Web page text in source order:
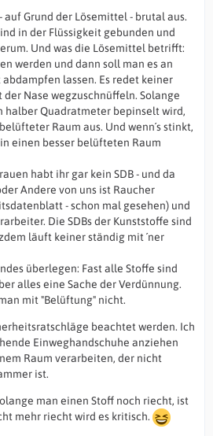
auf Grund der Lösemittel - brutal aus.
in der Flüssigkeit gebunden und
Und was die Lösemittel betrifft:
werden und dann soll man es an
lassen. Es redet keiner
Nase wegzuschnüffeln. Solange
halber Quadratmeter bepinselt wird,
Raum aus. Und wenn´s stinkt,
einen besser belüfteten Raum
habt ihr gar kein SDB - und da
Andere von uns ist Raucher
- schon mal gesehen) und
Die SDBs der Kunststoffe sind
läuft keiner ständig mit ´ner
überlegen: Fast alle Stoffe sind
alles eine Sache der Verdünnung.
mit "Belüftung" nicht.
beachtet werden. Ich
Einweghandschuhe anziehen
Raum verarbeiten, der nicht
ist.
man einen Stoff noch riecht, ist
mehr riecht wird es kritisch.